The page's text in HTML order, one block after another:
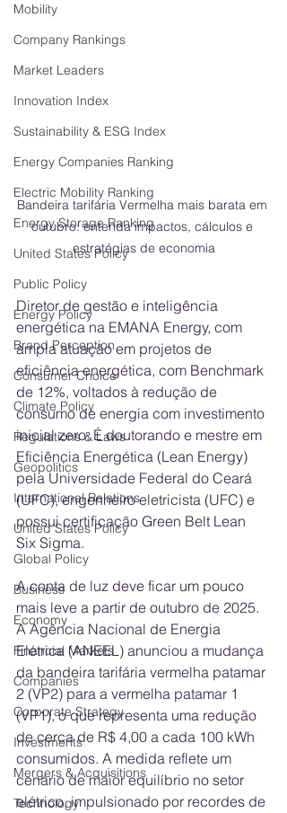
Mobility
Company Rankings
Market Leaders
Innovation Index
Sustainability & ESG Index
Energy Companies Ranking
Electric Mobility Ranking
Energy Storage Ranking
United States Policy
Public Policy
Energy Policy
Brand Perception
Consumer Choice
Climate Policy
Regulations & Laws
Geopolitics
International Relations
United States Policy
Global Policy
Business
Economy
Financial Markets
Companies
Corporate Strategy
Investments
Mergers & Acquisitions
Technology
Bandeira tarifária Vermelha mais barata em
outubro: entenda impactos, cálculos e
estratégias de economia
Diretor de gestão e inteligência
energética na EMANA Energy, com
ampla atuação em projetos de
eficiência energética, com Benchmark
de 12%, voltados à redução de
consumo de energia com investimento
inicial zero. É doutorando e mestre em
Eficiência Energética (Lean Energy)
pela Universidade Federal do Ceará
(UFC), engenheiro eletricista (UFC) e
possui certificação Green Belt Lean
Six Sigma.
A conta de luz deve ficar um pouco
mais leve a partir de outubro de 2025.
A Agência Nacional de Energia
Elétrica (ANEEL) anunciou a mudança
da bandeira tarifária vermelha patamar
2 (VP2) para a vermelha patamar 1
(VP1), o que representa uma redução
de cerca de R$ 4,00 a cada 100 kWh
consumidos. A medida reflete um
cenário de maior equilíbrio no setor
elétrico, impulsionado por recordes de